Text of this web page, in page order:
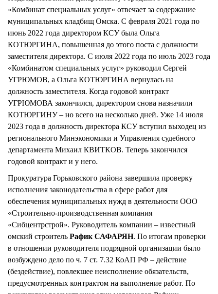
«Комбинат специальных услуг» отвечает за содержание
муниципальных кладбищ Омска. С февраля 2021 года по
июнь 2022 года директором КСУ была Ольга
КОТЮРГИНА, повышенная до этого поста с должности
заместителя директора. С июля 2022 года по июль 2023 года
«Комбинатом специальных услуг» руководил Сергей
УГРЮМОВ, а Ольга КОТЮРГИНА вернулась на
должность заместителя. Когда годовой контракт
УГРЮМОВА закончился, директором снова назначили
КОТЮРГИНУ – но всего на несколько дней. Уже 14 июля
2023 года в должность директора КСУ вступил выходец из
регионального Минэкономики и Управления судебного
департамента Михаил КВИТКОВ. Теперь закончился
годовой контракт и у него.
Прокуратура Горьковского района завершила проверку
исполнения законодательства в сфере работ для
обеспечения муниципальных нужд в деятельности ООО
«Строительно-производственная компания
«Сибцентрстрой». Руководитель компании – известный
омский строитель Рафик САФАРЯН. По итогам проверки
в отношении руководителя подрядной организации было
возбуждено дело по ч. 7 ст. 7.32 КоАП РФ – действие
(бездействие), повлекшее неисполнение обязательств,
предусмотренных контрактом на выполнение работ. По